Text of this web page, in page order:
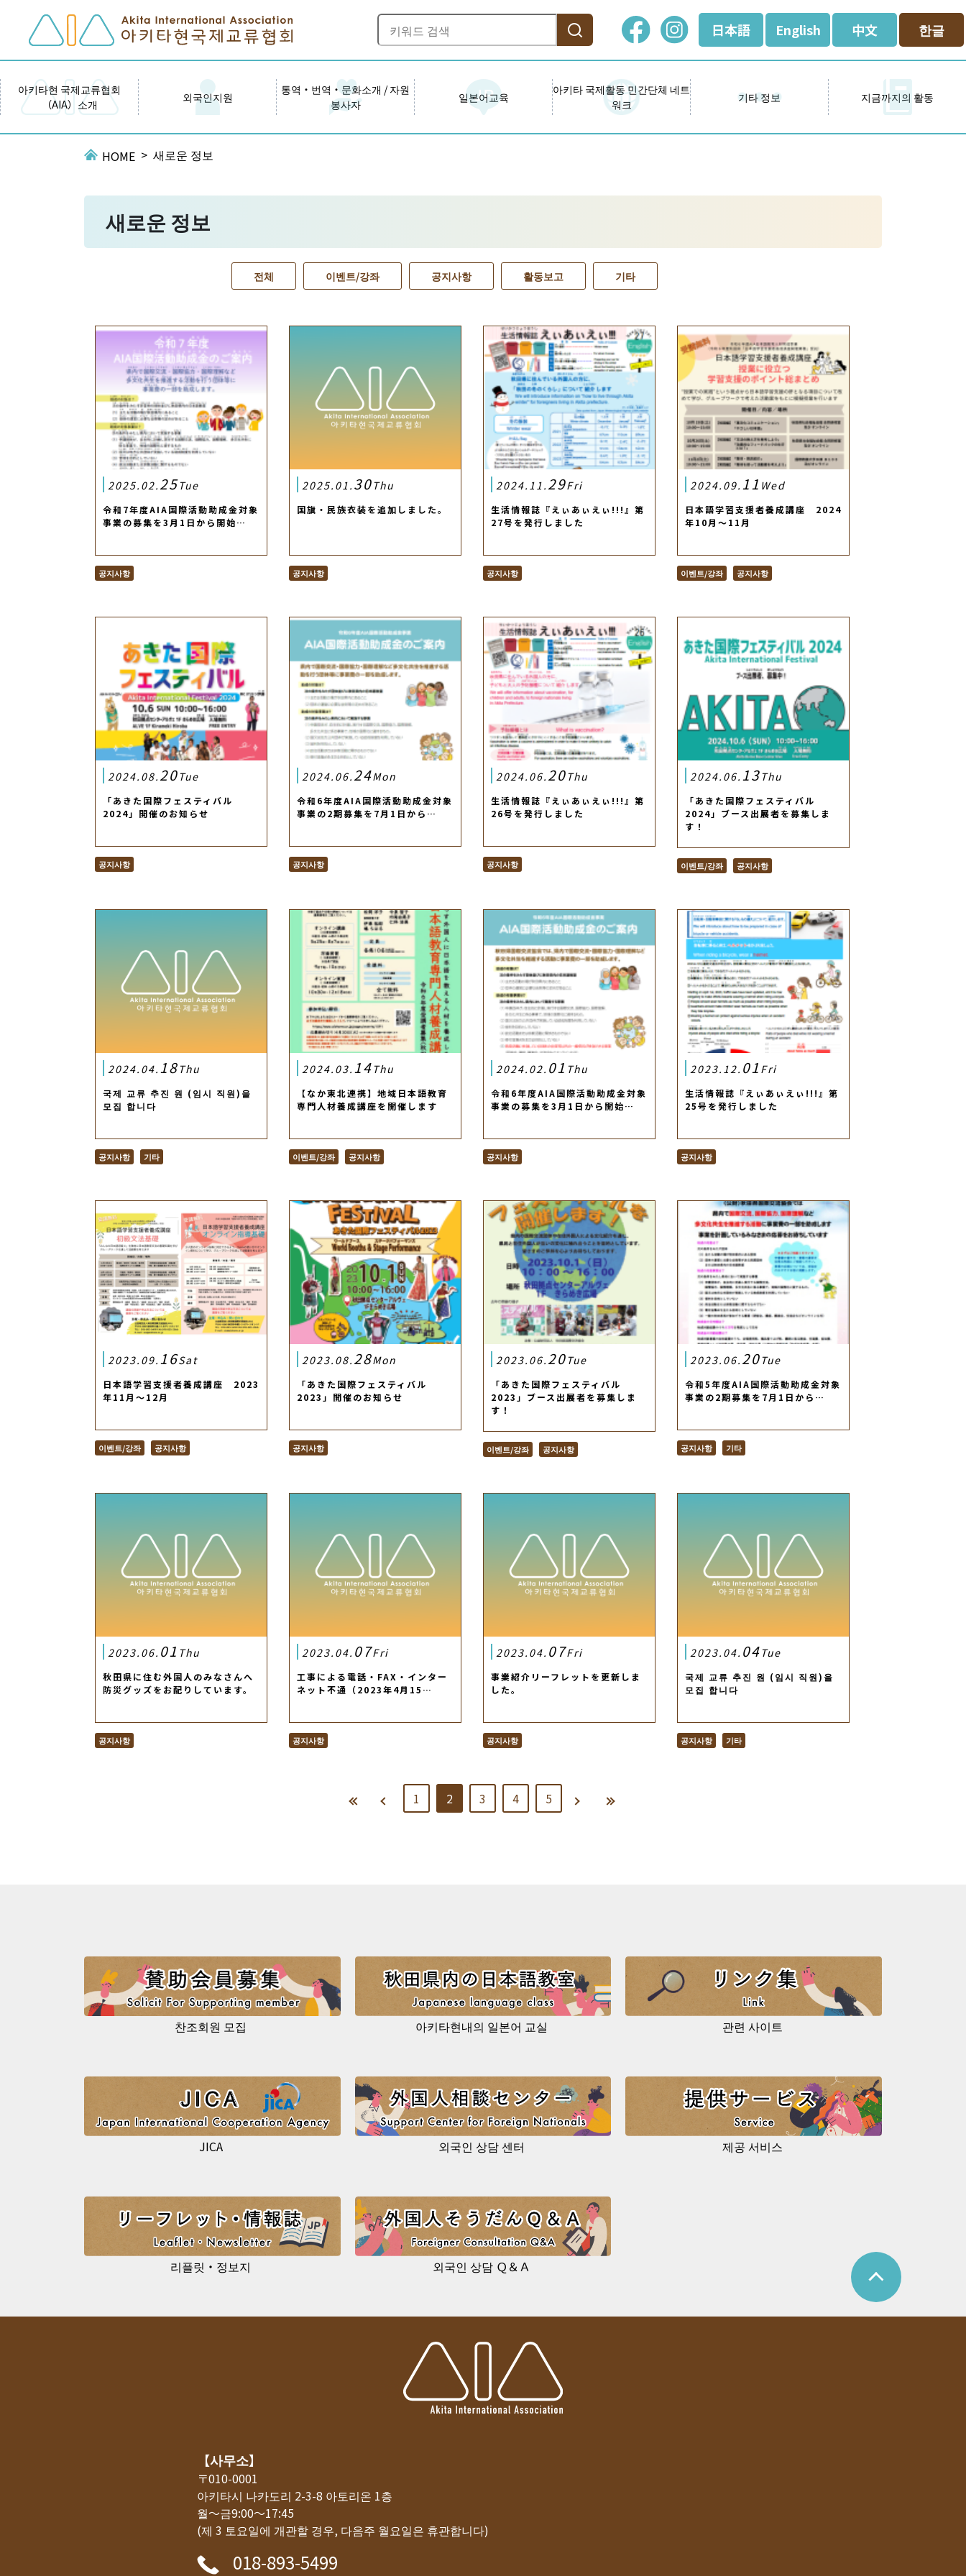
日本語 English 中文 한글
아키타현 국제교류협회
（AIA）소개
외국인지원
통역・번역・문화소개 / 자원
봉사자
일본어교육
아키타 국제활동 민간단체 네트
워크
기타 정보 지금까지의 활동
HOME 새로운 정보
새로운 정보
전체 이벤트/강좌 공지사항 활동보고 기타
2025.02. 25Tue
令和7年度AIA国際活動助成金対象
事業の募集を3月1日から開始…
공지사항
2025.01. 30Thu
国旗・民族衣装を追加しました。
공지사항
2024.11. 29Fri
生活情報誌『えぃあぃえぃ!!!』第
27号を発行しました
공지사항
2024.09. 11 Wed
日本語学習支援者養成講座 2024
年10月～11月
이벤트/강좌 공지사항
2024.08. 20Tue
「あきた国際フェスティバル
2024」開催のお知らせ
공지사항
2024.06. 24Mon
令和6年度AIA国際活動助成金対象
事業の2期募集を7月1日から…
공지사항
2024.06. 20Thu
生活情報誌『えぃあぃえぃ!!!』第
26号を発行しました
공지사항
2024.06. 13Thu
「あきた国際フェスティバル
2024」ブース出展者を募集しま
す！
이벤트/강좌 공지사항
2024.04. 18Thu
국제 교류 추진 원 (임시 직원)을
모집 합니다
공지사항 기타
2024.03. 14Thu
【なか東北連携】地域日本語教育
専門人材養成講座を開催します
이벤트/강좌 공지사항
2024.02. 01 Thu
令和6年度AIA国際活動助成金対象
事業の募集を3月1日から開始…
공지사항
2023.12. 01 Fri
生活情報誌『えぃあぃえぃ!!!』第
25号を発行しました
공지사항
2023.09. 16Sat
日本語学習支援者養成講座 2023
年11月～12月
이벤트/강좌 공지사항
2023.08. 28Mon
「あきた国際フェスティバル
2023」開催のお知らせ
공지사항
2023.06. 20Tue
「あきた国際フェスティバル
2023」ブース出展者を募集しま
す！
이벤트/강좌 공지사항
2023.06. 20Tue
令和5年度AIA国際活動助成金対象
事業の2期募集を7月1日から…
공지사항 기타
2023.06. 01 Thu
秋田県に住む外国人のみなさんへ
防災グッズをお配りしています。
공지사항
2023.04. 07Fri
工事による電話・FAX・インター
ネット不通（2023年4月15…
공지사항
2023.04. 07Fri
事業紹介リーフレットを更新しま
した。
공지사항
2023.04. 04Tue
국제 교류 추진 원 (임시 직원)을
모집 합니다
공지사항 기타
1 2 3 4 5
찬조회원 모집 아키타현내의 일본어 교실 관련 사이트
JICA 외국인 상담 센터 제공 서비스
리플릿・정보지 외국인 상담 Ｑ＆Ａ
【사무소】
〒010-0001
아키타시 나카도리 2-3-8 아토리온 1층
월～금9:00～17:45
(제 3 토요일에 개관할 경우, 다음주 월요일은 휴관합니다)
018-893-5499